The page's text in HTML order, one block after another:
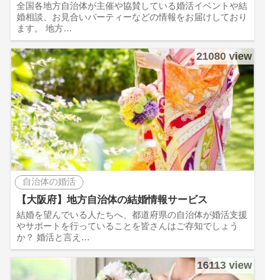
全国各地方自治体が主催や協賛している婚活イベントや結
婚相談、お見合いパーティーなどの情報をお届けしており
ます。 地方…
21080 view
自治体の婚活
【大阪府】地方自治体の結婚情報サービス
結婚を望んでいる人たちへ、都道府県の自治体が婚活支援
やサポートを行っていることを皆さんはご存知でしょう
か？ 婚活と言え…
16113 view